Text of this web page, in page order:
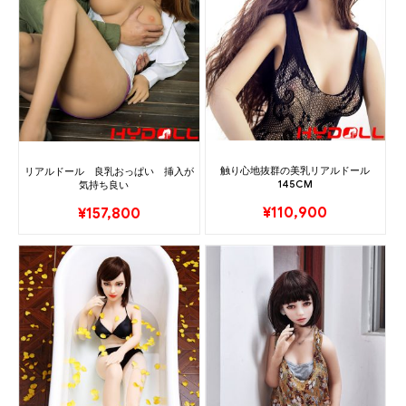
リアルドール 良乳おっぱい 挿入が
気持ち良い
¥157,800
触り心地抜群の美乳リアルドール
145CM
¥110,900